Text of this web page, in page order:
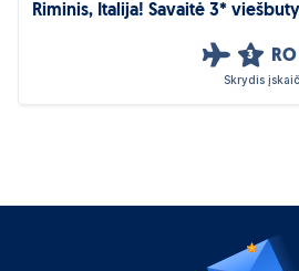
Riminis, Italija! Savaitė 3*
3 RO
Skrydis